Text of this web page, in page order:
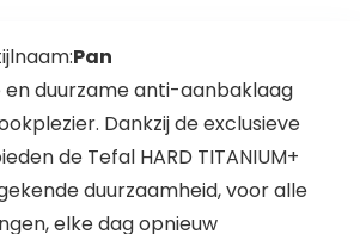
Pan
duurzame anti-aanbaklaag
Dankzij de exclusieve
de Tefal HARD TITANIUM+
duurzaamheid, voor alle
elke dag opnieuw